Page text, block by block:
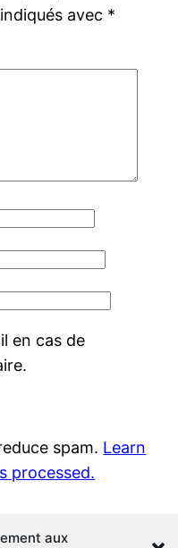
aux
avec *
en cas de
spam. Learn
processed.